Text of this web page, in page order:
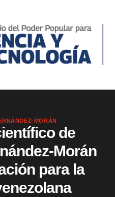
MORÁN
de
Morán
para la